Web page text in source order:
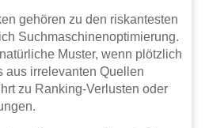
gehören zu den riskantesten
Suchmaschinenoptimierung.
Muster, wenn plötzlich
aus irrelevanten Quellen
zu Ranking-Verlusten oder